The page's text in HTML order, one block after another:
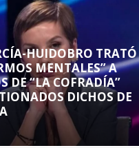
HUIDOBRO TRATÓ
MENTALES” A
DE “LA COFRADÍA”
DICHOS DE